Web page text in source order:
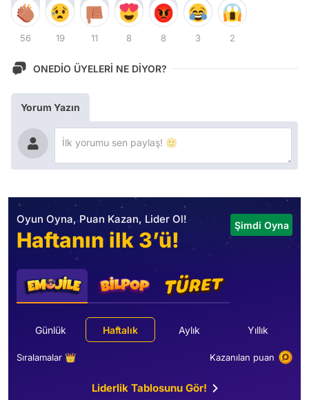
56 19 11 8 8 3 2
ONEDİO ÜYELERİ NE DİYOR?
Yorum Yazın
Oyun Oyna, Puan Kazan, Lider Ol!
Haftanın ilk 3’ü!
Şimdi Oyna
Günlük Haftalık Aylık Yıllık
Sıralamalar 👑 Kazanılan puan
Liderlik Tablosunu Gör!